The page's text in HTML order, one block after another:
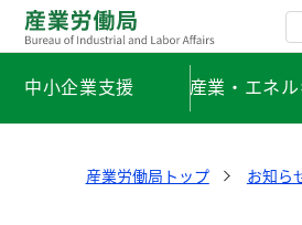
中小企業支援 産業・エネ
産業労働局トップ お知ら